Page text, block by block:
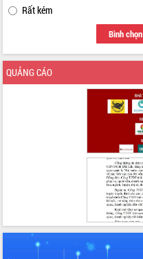
Rất kém
Bình chọn
QUẢNG CÁO